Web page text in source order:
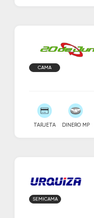
CAMA
TARJETA DINERO MP
SEMICAMA